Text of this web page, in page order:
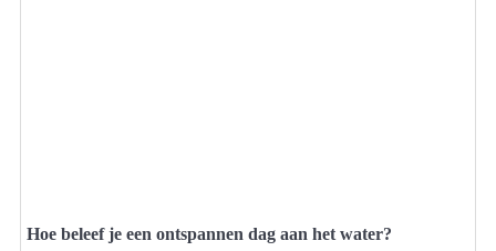
Hoe beleef je een ontspannen dag aan het water?